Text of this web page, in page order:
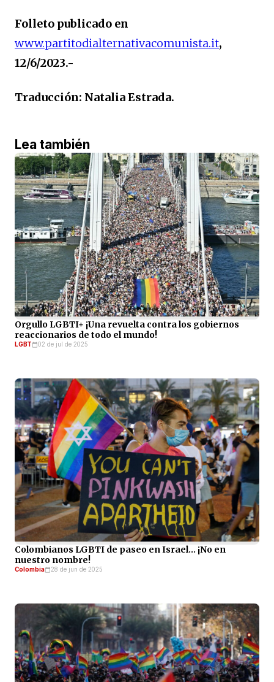
Folleto publicado en
www.partitodialternativacomunista.it,
12/6/2023.-
Traducción: Natalia Estrada.
Lea también
Orgullo LGBTI+ ¡Una revuelta contra los gobiernos
reaccionarios de todo el mundo!
LGBT 02 de jul de 2025
Colombianos LGBTI de paseo en Israel… ¡No en
nuestro nombre!
Colombia 28 de jun de 2025